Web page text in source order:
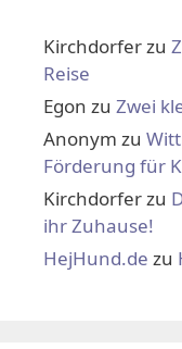
Kirchdorferzu
Reise
Egon zu Zwei
Anonym zu
Förderung für
Kirchdorferzu
ihr Zuhause!
HejHund.de zu